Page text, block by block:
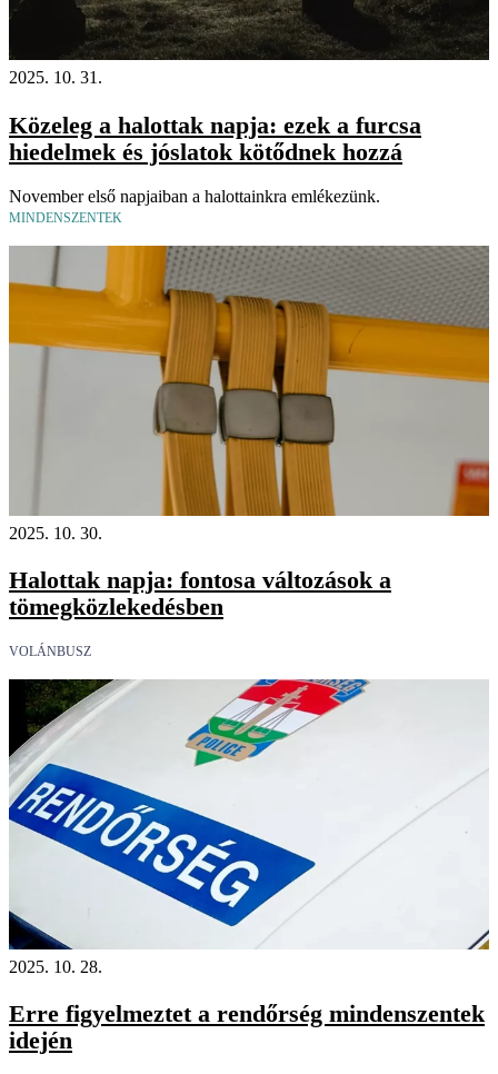
2025. 10. 31.
Közeleg a halottak napja: ezek a furcsa
hiedelmek és jóslatok kötődnek hozzá
November első napjaiban a halottainkra emlékezünk.
MINDENSZENTEK
2025. 10. 30.
Halottak napja: fontosa változások a
tömegközlekedésben
VOLÁNBUSZ
2025. 10. 28.
Erre figyelmeztet a rendőrség mindenszentek
idején